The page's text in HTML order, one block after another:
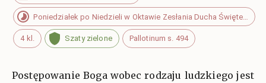
Poniedziałek po Niedzieli w Oktawie Zesłania Ducha Świętego
4 kl. Szaty zielone Pallotinum s. 494
Postępowanie Boga wobec rodzaju ludzkiego jest